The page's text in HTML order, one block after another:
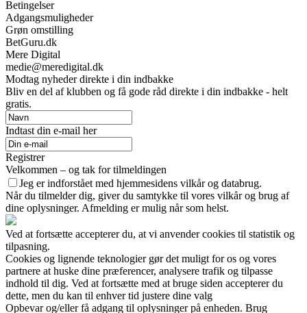
Betingelser
Adgangsmuligheder
Grøn omstilling
BetGuru.dk
Mere Digital
medie@meredigital.dk
Modtag nyheder direkte i din indbakke
Bliv en del af klubben og få gode råd direkte i din indbakke - helt
gratis.
Indtast din e-mail her
Registrer
Velkommen – og tak for tilmeldingen
Jeg er indforstået med hjemmesidens vilkår og databrug.
Når du tilmelder dig, giver du samtykke til vores vilkår og brug af
dine oplysninger. Afmelding er mulig når som helst.
Ved at fortsætte accepterer du, at vi anvender cookies til statistik og
tilpasning.
Cookies og lignende teknologier gør det muligt for os og vores
partnere at huske dine præferencer, analysere trafik og tilpasse
indhold til dig. Ved at fortsætte med at bruge siden accepterer du
dette, men du kan til enhver tid justere dine valg
Opbevar og/eller få adgang til oplysninger på enheden. Brug